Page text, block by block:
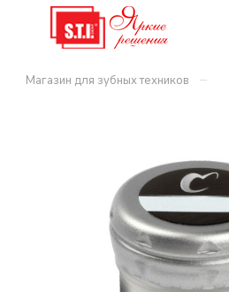
Магазин для зубных техников –